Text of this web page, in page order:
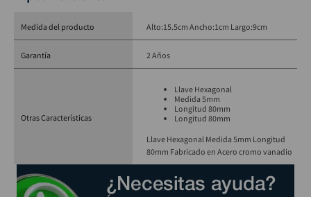
Medida del producto Alto:15.5cm Ancho:1cm Largo:9cm
Garantía 2 Años
Otras Características
Llave Hexagonal
Medida 5mm
Longitud 80mm
Longitud 80mm
Llave Hexagonal Medida 5mm Longitud
80mm Fabricado en Acero cromo vanadio